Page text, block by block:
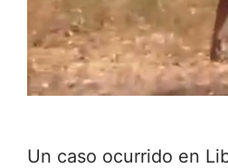
Un caso ocurrido en